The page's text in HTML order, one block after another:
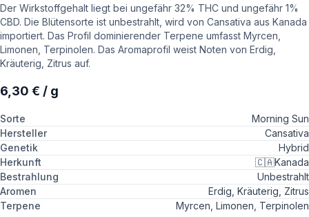
Der Wirkstoffgehalt liegt bei ungefähr 32% THC und ungefähr 1%
CBD. Die Blütensorte ist unbestrahlt, wird von Cansativa aus Kanada
importiert. Das Profil dominierender Terpene umfasst Myrcen,
Limonen, Terpinolen. Das Aromaprofil weist Noten von Erdig,
Kräuterig, Zitrus auf.
6,30 € / g
Sorte
Morning Sun
Hersteller
Cansativa
Genetik
Hybrid
Herkunft
🇨🇦Kanada
Bestrahlung
Unbestrahlt
Aromen
Erdig, Kräuterig, Zitrus
Terpene
Myrcen, Limonen, Terpinolen